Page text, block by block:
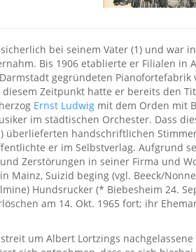
bei seinem Vater (1) und war
Bis 1906 etablierte er Filialen in
gegründeten Pianofortefabrik
Zeitpunkt hatte er bereits den
Ernst Ludwig mit dem Orden mit
im städtischen Orchester. Dass
handschriftlichen
er im Selbstverlag. Aufgrund
Zerstörungen in seiner Firma und
Suizid beging (vgl. Beeck/
Hundsrucker (* Biebesheim 24.
am 14. Okt. 1965 fort; ihr
um Albert Lortzings nachgelassene